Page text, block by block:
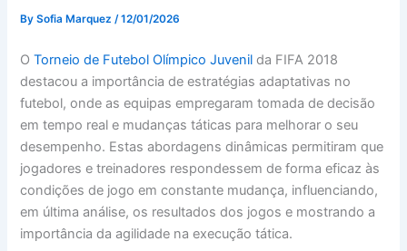
BySofia Marquez/12/01/2026
OTorneio de Futebol Olímpico Juvenil da FIFA 2018
destacou a importância de estratégias adaptativas no
futebol, onde as equipas empregaram tomada de decisão
em tempo real e mudanças táticas para melhorar o seu
desempenho. Estas abordagens dinâmicas permitiram que
jogadores e treinadores respondessem de forma eficaz às
condições de jogo em constante mudança, influenciando,
em última análise, os resultados dos jogos e mostrando a
importância da agilidade na execução tática.